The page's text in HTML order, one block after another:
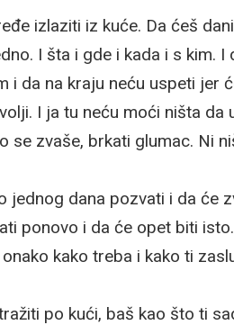
izlaziti iz kuće. Da ćeš
I šta i gde i kada i s kim.
i da na kraju neću uspeti
I ja tu neću moći ništa da
se zvaše, brkati glumac. Ni
jednog dana pozvati i da će
ponovo i da će opet biti
kako treba i kako ti
po kući, baš kao što ti